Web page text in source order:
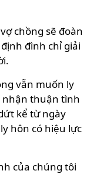
chồng sẽ đoàn
đình chỉ giải
vẫn muốn ly
nhận thuận tình
kể từ ngày
hôn có hiệu lực
của chúng tôi